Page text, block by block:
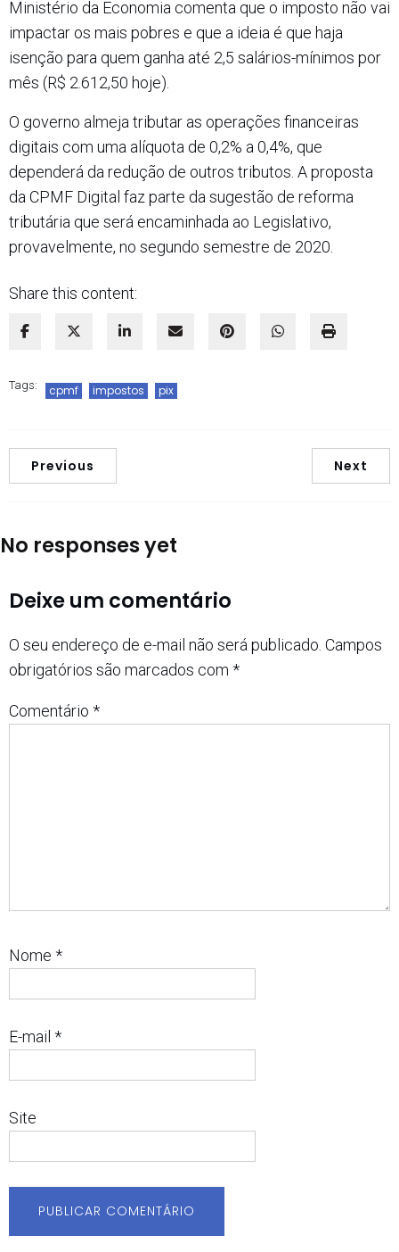
Ministério da Economia comenta que o imposto não vai
impactar os mais pobres e que a ideia é que haja
isenção para quem ganha até 2,5 salários-mínimos por
mês (R$ 2.612,50 hoje).
O governo almeja tributar as operações financeiras
digitais com uma alíquota de 0,2% a 0,4%, que
dependerá da redução de outros tributos. A proposta
da CPMF Digital faz parte da sugestão de reforma
tributária que será encaminhada ao Legislativo,
provavelmente, no segundo semestre de 2020.
Share this content:
Tags: cpmf impostos pix
Previous Next
No responses yet
Deixe um comentário
O seu endereço de e-mail não será publicado. Campos
obrigatórios são marcados com *
Comentário *
Nome *
E-mail *
Site